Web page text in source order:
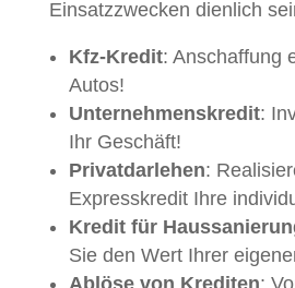
Einsatzzwecken dienlich
Kfz-Kredit: Anschaffung
Autos!
Unternehmenskredit:
Ihr Geschäft!
Privatdarlehen:
Expresskredit Ihre
Kredit für
Sie den Wert Ihrer